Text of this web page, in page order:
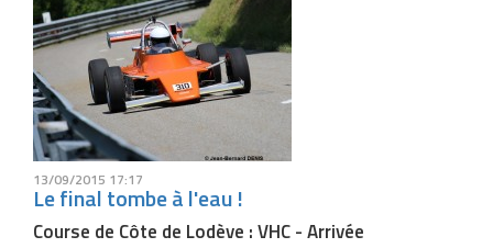
13/09/2015 17:17
Le final tombe à l'eau !
Course de Côte de Lodève : VHC - Arrivée